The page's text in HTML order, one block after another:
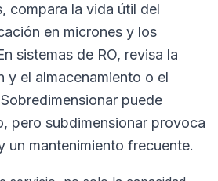
compara la vida útil del
en micrones y los
sistemas de RO, revisa la
y el almacenamiento o el
puede
pero subdimensionar provoca
un mantenimiento frecuente.